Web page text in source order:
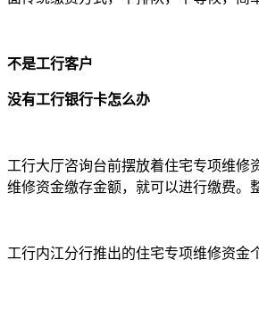
不是工行客户
没有工行银行卡怎么办
工行大厅咨询台前摆放着住宅专项维修
维修资金缴存金额，就可以进行缴费。
工行内江分行推出的住宅专项维修资金